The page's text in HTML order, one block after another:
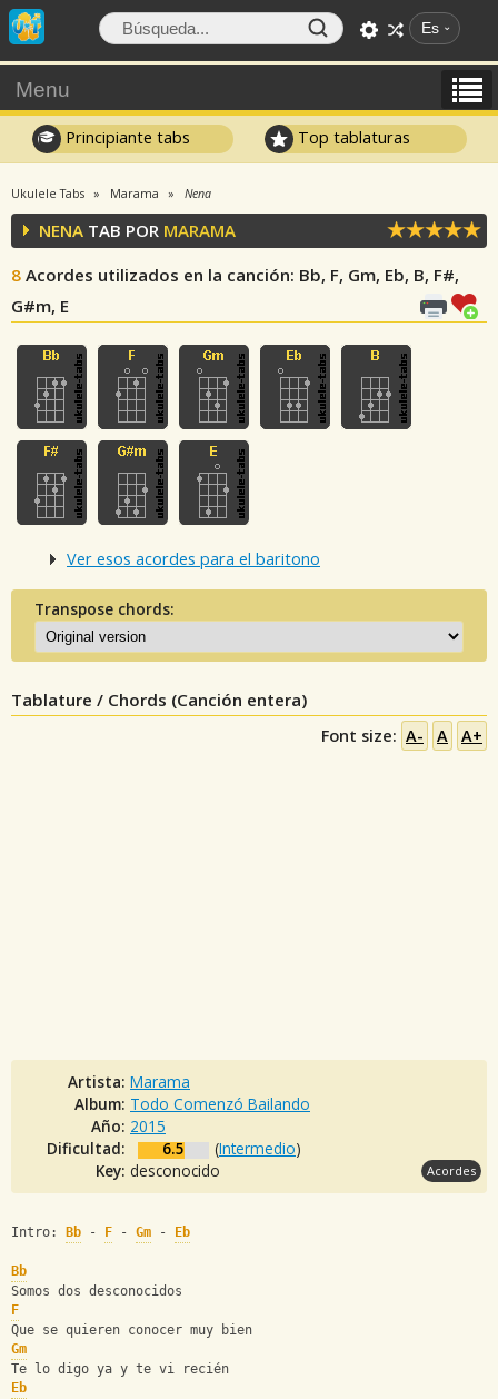
Es
Menu
Principiante tabs Top tablaturas
Ukulele Tabs Marama Nena
NENA TAB POR MARAMA
8 Acordes utilizados en la canción: Bb, F, Gm, Eb, B, F#,
G#m, E
Ver esos acordes para el baritono
Transpose chords:
Tablature / Chords (Canción entera)
Font size: A- A A+
Artista: Marama
Album: Todo Comenzó Bailando
Año: 2015
Dificultad:
6.5 (Intermedio)
Key: desconocido Acordes
Intro: Bb - F - Gm - Eb
Bb
Somos dos desconocidos
F
Que se quieren conocer muy bien
Gm
Te lo digo ya y te vi recién
Eb